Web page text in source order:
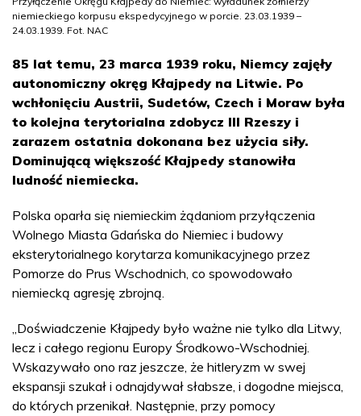
niemieckiego korpusu ekspedycyjnego w porcie. 23.03.1939 –
24.03.1939. Fot. NAC
85 lat temu, 23 marca 1939 roku, Niemcy zajęły
autonomiczny okręg Kłajpedy na Litwie. Po
wchłonięciu Austrii, Sudetów, Czech i Moraw była
to kolejna terytorialna zdobycz III Rzeszy i
zarazem ostatnia dokonana bez użycia siły.
Dominującą większość Kłajpedy stanowiła
ludność niemiecka.
Polska oparła się niemieckim żądaniom przyłączenia
Wolnego Miasta Gdańska do Niemiec i budowy
eksterytorialnego korytarza komunikacyjnego przez
Pomorze do Prus Wschodnich, co spowodowało
niemiecką agresję zbrojną.
„Doświadczenie Kłajpedy było ważne nie tylko dla Litwy,
lecz i całego regionu Europy Środkowo-Wschodniej.
Wskazywało ono raz jeszcze, że hitleryzm w swej
ekspansji szukał i odnajdywał słabsze, i dogodne miejsca,
do których przenikał. Następnie, przy pomocy